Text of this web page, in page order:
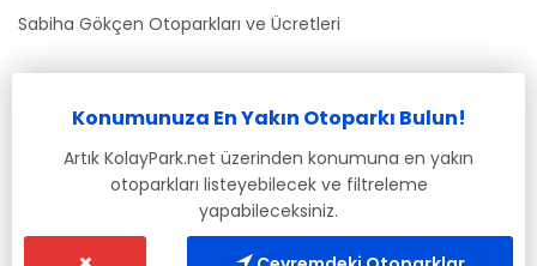
Sabiha Gökçen Otoparkları ve Ücretleri
Konumunuza En Yakın Otoparkı Bulun!
Artık KolayPark.net üzerinden konumuna en yakın
otoparkları listeyebilecek ve filtreleme
yapabileceksiniz.